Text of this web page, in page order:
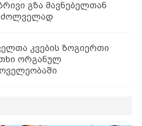
გზა მავნებელთან
კვების ზოგიერთი
ორგანულ